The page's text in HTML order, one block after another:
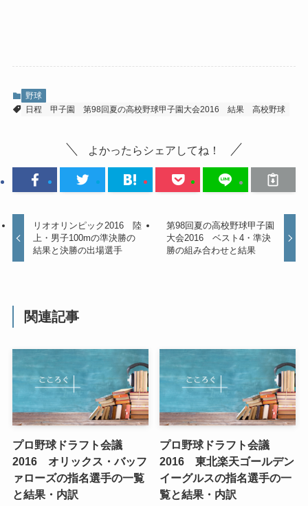
野球
日程
甲子園 第98回夏の高校野球甲子園大会2016 結果 高校野球
よかったらシェアしてね！
リオオリンピック2016 陸
上・男子100mの準決勝の
結果と決勝の出場選手
第98回夏の高校野球甲子園
大会2016 ベスト4・準決
勝の組み合わせと結果
関連記事
プロ野球ドラフト会議
2016 オリックス・バッフ
ァローズの指名選手の一覧
と結果・内訳
プロ野球ドラフト会議
2016 東北楽天ゴールデン
イーグルスの指名選手の一
覧と結果・内訳